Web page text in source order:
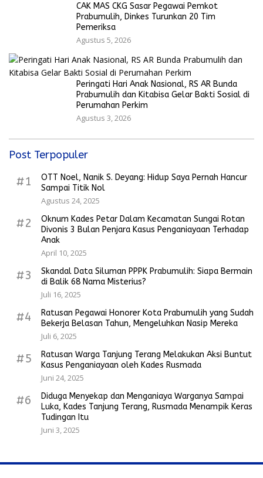
CAK MAS CKG Sasar Pegawai Pemkot
Prabumulih, Dinkes Turunkan 20 Tim
Pemeriksa
Agustus 5, 2026
Peringati Hari Anak Nasional, RS AR Bunda
Prabumulih dan Kitabisa Gelar Bakti Sosial di
Perumahan Perkim
Agustus 3, 2026
Post Terpopuler
#1
OTT Noel, Nanik S. Deyang: Hidup Saya Pernah Hancur
Sampai Titik Nol
Agustus 24, 2025
#2
Oknum Kades Petar Dalam Kecamatan Sungai Rotan
Divonis 3 Bulan Penjara Kasus Penganiayaan Terhadap
Anak
April 10, 2025
#3
Skandal Data Siluman PPPK Prabumulih: Siapa Bermain
di Balik 68 Nama Misterius?
Juli 16, 2025
#4
Ratusan Pegawai Honorer Kota Prabumulih yang Sudah
Bekerja Belasan Tahun, Mengeluhkan Nasip Mereka
Juli 6, 2025
#5
Ratusan Warga Tanjung Terang Melakukan Aksi Buntut
Kasus Penganiayaan oleh Kades Rusmada
Juni 24, 2025
#6
Diduga Menyekap dan Menganiaya Warganya Sampai
Luka, Kades Tanjung Terang, Rusmada Menampik Keras
Tudingan Itu
Juni 3, 2025